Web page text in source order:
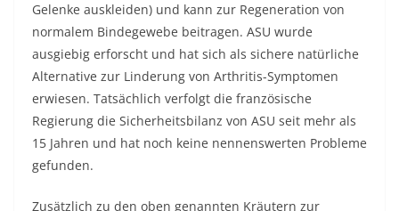
Gelenke auskleiden) und kann zur Regeneration von
normalem Bindegewebe beitragen. ASU wurde
ausgiebig erforscht und hat sich als sichere natürliche
Alternative zur Linderung von Arthritis-Symptomen
erwiesen. Tatsächlich verfolgt die französische
Regierung die Sicherheitsbilanz von ASU seit mehr als
15 Jahren und hat noch keine nennenswerten Probleme
gefunden.
Zusätzlich zu den oben genannten Kräutern zur